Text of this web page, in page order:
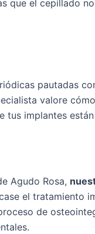
que el cepillado
pautadas
valore
tus implantes
Agudo Rosa,
el tratamiento
de